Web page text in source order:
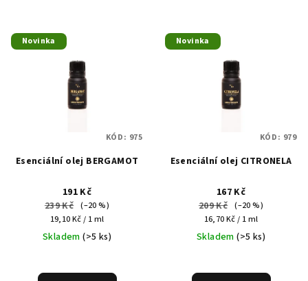
Novinka
Esenciální olej BERGAMOT
191 Kč
239 Kč (–20 %)
Měrná
cena:
19,10 Kč / 1 ml
Skladem(>5 ks)
KÓD: 975
Novinka
Esenciální olej CITRONELA
167 Kč
209 Kč (–20 %)
Měrná
cena:
16,70 Kč / 1 ml
Skladem(>5 ks)
KÓD: 979